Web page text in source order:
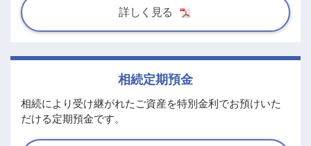
詳しく見る
相続定期預金
相続により受け継がれたご資産を特別金利でお預けいた
だける定期預金です。